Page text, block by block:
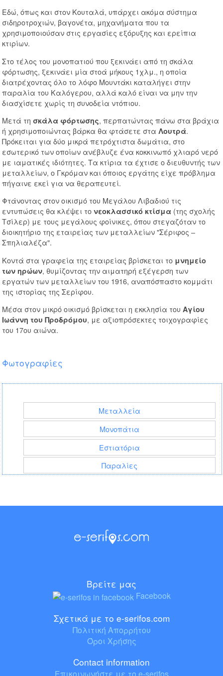
Εδώ, όπως και στον Κουταλά, υπάρχει ακόμα σύστημα
σιδηροτροχιών, βαγονέτα, μηχανήματα που τα
χρησιμοποιούσαν στις εργασίες εξόρυξης και ερείπια
κτιρίων.
Στο τέλος του μονοπατιού που ξεκινάει από τη σκάλα
φόρτωσης, ξεκινάει μία στοά μήκους 1χλμ., η οποία
διατρέχοντας όλο το λόφο Μουντάκι καταλήγει στην
παραλία του Καλόγερου, αλλά καλό είναι να μην την
διασχίσετε χωρίς τη συνοδεία ντόπιου.
Μετά τη σκάλα φόρτωσης, περπατώντας πάνω στα βράχια
ή χρησιμοποιώντας βάρκα θα φτάσετε σταΛουτρά.
Πρόκειται για δύο μικρά πετρόχτιστα δωμάτια, στο
εσωτερικό των οποίων ανέβλυζε ένα κοκκινωπό χλιαρό νερό
με ιαματικές ιδιότητες. Τα κτίρια τα έχτισε ο διευθυντής των
μεταλλείων, ο Γκρόμαν και όποιος εργάτης είχε πρόβλημα
πήγαινε εκεί για να θεραπευτεί.
Φτάνοντας στον οικισμό του Μεγάλου Λιβαδιού τις
εντυπώσεις θα κλέψει τονεοκλασσικό κτίσμα (της σχολής
Τσίλερ) με τους μεγάλους φοίνικες, όπου στεγαζόταν το
διοικητήριο της εταιρείας των μεταλλείων "Σέριφος –
Σπηλιαλέζα".
Κοντά στα γραφεία της εταιρείας βρίσκεται το μνημείο
των ηρώων, θυμίζοντας την αιματηρή εξέγερση των
εργατών των μεταλλείων του 1916, αναπόσπαστο κομμάτι
της ιστορίας της Σερίφου.
Μέσα στον μικρό οικισμό βρίσκεται η εκκλησία τουΑγίου
Ιωάννη του Προδρόμου, με αξιοπρόσεκτες τοιχογραφίες
του 17ου αιώνα.
Φωτογραφίες
Η επιβλητική πετρόχτιστη είσοδος στους χώρους των
μεταλλείων στο Μεγάλο Λιβάδι
Μεταλλεία
Μονοπάτια
Εστιατόρια
Παραλίες
Βρείτε μας
Facebook
Σχετικά με το e-serifos.com
Πολιτική Απορρήτου
Όροι Χρήσης
Contact information
Επικοινωνήστε με το e-serifos